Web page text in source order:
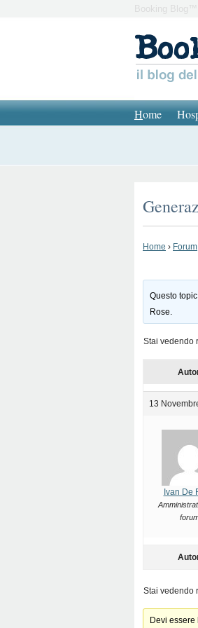
Booking Blog™
Home
Home › Forum
Questo
Rose.
Stai vedendo
13
Ivan De
Stai vedendo
Devi